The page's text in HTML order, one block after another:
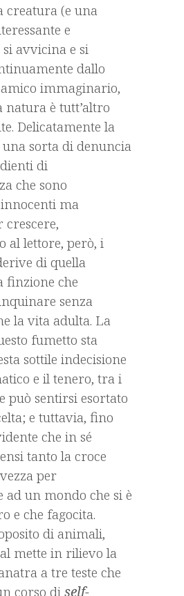
creatura (e una
e
avvicina e si
dallo
immaginario,
natura è tutt’altro
Delicatamente la
sorta di denuncia
di
che sono
ma
crescere,
al lettore, però, i
di quella
finzione che
senza
la vita adulta. La
fumetto sta
sottile indecisione
e il tenero, tra i
può sentirsi esortato
e tuttavia, fino
che in sé
tanto la croce
per
un mondo che si è
e che fagocita.
di animali,
mette in rilievo la
a tre teste che
corso di self-